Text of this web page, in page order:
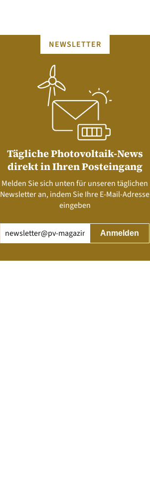
NEWSLETTER
Tägliche Photovoltaik-News
direkt in Ihren Posteingang
Melden Sie sich unten für unseren täglichen
Newsletter an, indem Sie Ihre E-Mail-Adresse
eingeben
(erforderlich)